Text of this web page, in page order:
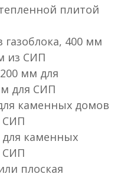
плитой
400 мм
из СИП
мм
плоская